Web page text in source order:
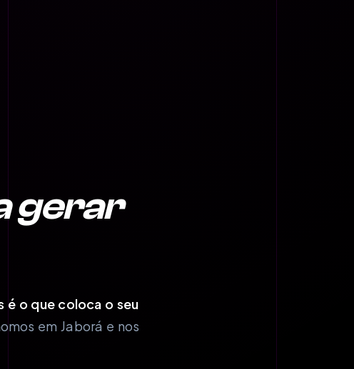
gerar
é o que coloca o seu
em Jaborá e nos